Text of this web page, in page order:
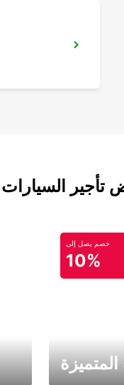
السيارات
خصم يصل إلى
10%
المتميزة